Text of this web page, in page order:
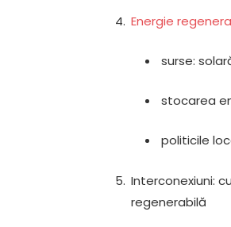
Energie
surse:
stocarea
politicile
Interconexiuni:
regenerabilă